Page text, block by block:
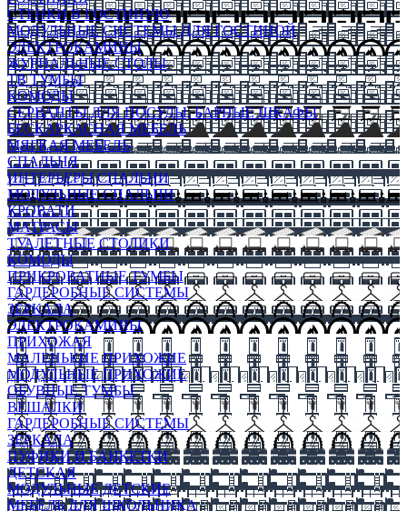
СТЕНКИ В ГОСТИНУЮ
МОДУЛЬНЫЕ СИСТЕМЫ ДЛЯ ГОСТИНОЙ
ЭЛЕКТРОКАМИНЫ
ЖУРНАЛЬНЫЕ СТОЛЫ
ТВ ТУМБЫ
КОМОДЫ
СЕРВАНТЫ ДЛЯ ПОСУДЫ, БАРНЫЕ ШКАФЫ
БЕСКАРКАСНАЯ МЕБЕЛЬ
МЯГКАЯ МЕБЕЛЬ
СПАЛЬНЯ
ИНТЕРЬЕРЫ СПАЛЬНИ
МОДУЛЬНЫЕ СПАЛЬНИ
КРОВАТИ
МАТРАСЫ
ТУАЛЕТНЫЕ СТОЛИКИ
КОМОДЫ
ПРИКРОВАТНЫЕ ТУМБЫ
ГАРДЕРОБНЫЕ СИСТЕМЫ
ЗЕРКАЛА
ЭЛЕКТРОКАМИНЫ
ПРИХОЖАЯ
МАЛЕНЬКИЕ ПРИХОЖИЕ
МОДУЛЬНЫЕ ПРИХОЖИЕ
ОБУВНЫЕ ТУМБЫ
ВЕШАЛКИ
ГАРДЕРОБНЫЕ СИСТЕМЫ
ЗЕРКАЛА
ПУФИКИ И БАНКЕТКИ
ДЕТСКАЯ
МОДУЛЬНЫЕ ДЕТСКИЕ
МЕБЕЛЬ ДЛЯ ШКОЛЬНИКА